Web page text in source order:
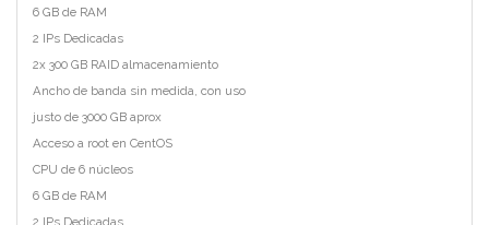
6 GB de RAM
2 IPs Dedicadas
2x 300 GB RAID almacenamiento
Ancho de banda sin medida, con uso
justo de 3000 GB aprox
Acceso a root en CentOS
CPU de 6 núcleos
6 GB de RAM
2 IPs Dedicadas